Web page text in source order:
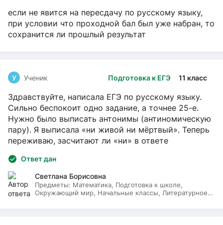
если не явится на пересдачу по русскому языку,
при условии что проходной бал был уже набран, то
сохранится ли прошлый результат
Подготовка к ЕГЭ 11 класс
У Ученик
Здравствуйте, написала ЕГЭ по русскому языку.
Сильно беспокоит одно задание, а точнее 25-е.
Нужно было выписать антонимы (антиномическую
пару). Я выписала «ни живой ни мёртвый». Теперь
переживаю, засчитают ли «ни» в ответе
Ответ дан
Светлана Борисовна
Предметы: Математика, Подготовка к школе,
Окружающий мир, Начальные классы, Литературное